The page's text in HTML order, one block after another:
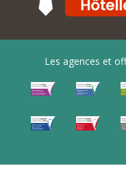
Les agences et